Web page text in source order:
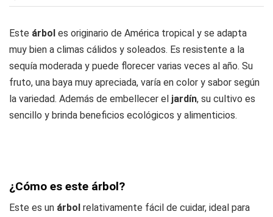
Este árbol es originario de América tropical y se adapta
muy bien a climas cálidos y soleados. Es resistente a la
sequía moderada y puede florecer varias veces al año. Su
fruto, una baya muy apreciada, varía en color y sabor según
la variedad. Además de embellecer el jardín, su cultivo es
sencillo y brinda beneficios ecológicos y alimenticios.
¿Cómo es este árbol?
Este es un árbol relativamente fácil de cuidar, ideal para